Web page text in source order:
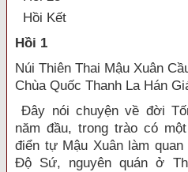
Hồi Kết
Hồi 1
Núi Thiên Thai Mậu Xuân
Chùa Quốc Thanh La Hán
Đây nói chuyện về đời
năm đầu, trong trào có
điển tự Mậu Xuân làm
Độ Sứ, nguyên quán ở